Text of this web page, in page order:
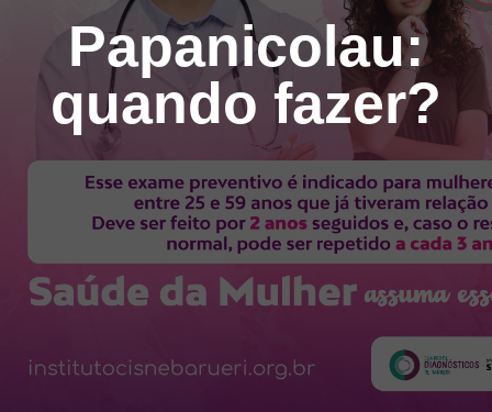
Papanicolau:
quando fazer?